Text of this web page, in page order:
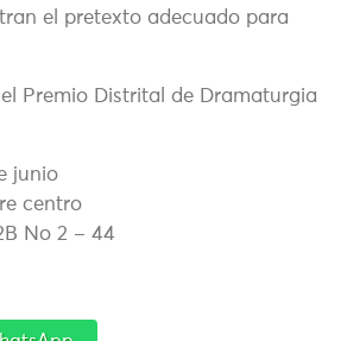
el pretexto adecuado para
Premio Distrital de Dramaturgia
junio
centro
No 2 – 44